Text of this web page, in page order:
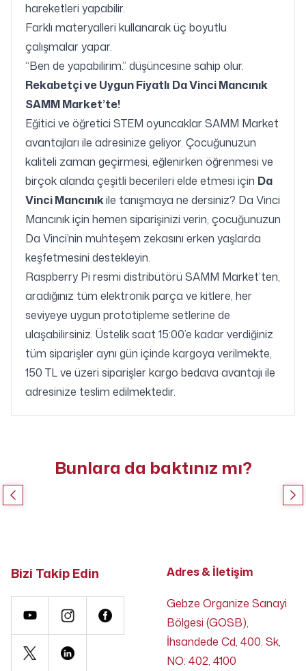
hareketleri yapabilir.
Farklı materyalleri kullanarak üç boyutlu
çalışmalar yapar.
“Ben de yapabilirim.” düşüncesine sahip olur.
Rekabetçi ve Uygun Fiyatlı Da VinciMancınık
SAMM Market’te!
Eğitici ve öğretici STEM oyuncaklar SAMM Market
avantajları ile adresinize geliyor. Çocuğunuzun
kaliteli zaman geçirmesi, eğlenirken öğrenmesi ve
birçok alanda çeşitli becerileri elde etmesi için Da
Vinci Mancınıkile tanışmaya ne dersiniz? Da Vinci
Mancınık için hemen siparişinizi verin, çocuğunuzun
Da Vinci’nin muhteşem zekasını erken yaşlarda
keşfetmesini destekleyin.
Raspberry Pi resmi distribütörü SAMM Market’ten,
aradığınız tüm elektronik parça ve kitlere, her
seviyeye uygun prototipleme setlerine de
ulaşabilirsiniz. Üstelik saat 15:00’e kadar verdiğiniz
tüm siparişler aynı gün içinde kargoya verilmekte,
150 TL ve üzeri siparişler kargo bedava avantajı ile
adresinize teslim edilmektedir.
Bunlara da baktınız mı?
Bizi Takip Edin Adres & İletişim
Gebze Organize Sanayi
Bölgesi (GOSB),
İhsandede Cd, 400. Sk,
NO: 402, 4100